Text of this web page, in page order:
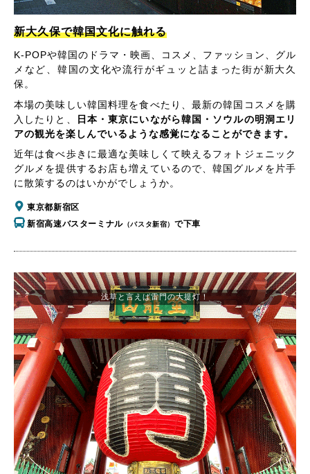
新大久保で韓国文化に触れる
K-POPや韓国のドラマ・映画、コスメ、ファッション、グル
メなど、韓国の文化や流行がギュッと詰まった街が新大久
保。
本場の美味しい韓国料理を食べたり、最新の韓国コスメを購
入したりと、
日本・東京にいながら韓国・ソウルの明洞エリ
アの観光を楽しんでいるような感覚になることができます。
近年は食べ歩きに最適な美味しくて映えるフォトジェニック
グルメを提供するお店も増えているので、韓国グルメを片手
に散策するのはいかがでしょうか。
東京都新宿区
新宿高速バスターミナル（バスタ新宿） で下車
浅草と言えば雷門の大提灯！